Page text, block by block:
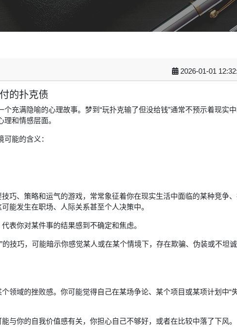
2026-01-01
的扑克债
充满隐喻的心理故事。梦到“玩扑克输了但没给钱”通常不预示着现实
和情感层面。
能的含义：
巧、策略和运气的游戏，常常象征着你在现实生活中面临的某种竞争
能发生在职场、人际关系甚至个人决策中。
表你对某件事的结果感到不确定和焦虑。
的技巧，可能暗示你感觉某人或在某个情境下，存在欺骗、伪装或不坦
领域的挫败感。你可能觉得自己在某场争论、某个项目或某项计划中“
与你的自我价值感有关，你担心自己不够好，或者在比较中落了下风。